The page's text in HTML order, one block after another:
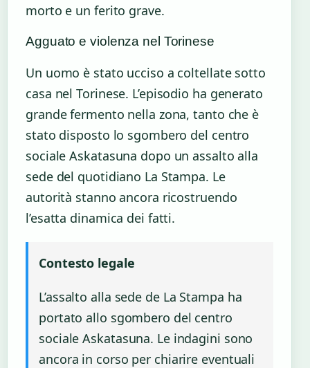
morto e un ferito grave.
Agguato e violenza nel Torinese
Un uomo è stato ucciso a coltellate sotto
casa nel Torinese. L’episodio ha generato
grande fermento nella zona, tanto che è
stato disposto lo sgombero del centro
sociale Askatasuna dopo un assalto alla
sede del quotidiano La Stampa. Le
autorità stanno ancora ricostruendo
l’esatta dinamica dei fatti.
Contesto legale
L’assalto alla sede de La Stampa ha
portato allo sgombero del centro
sociale Askatasuna. Le indagini sono
ancora in corso per chiarire eventuali